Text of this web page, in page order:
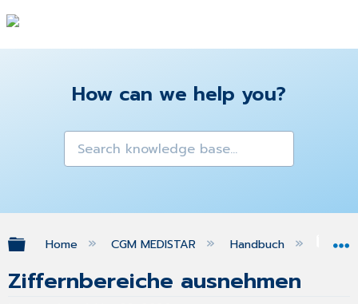
How can we help you?
Expand/collapse global hierarchy
Home CGM MEDISTAR Handbuch
Ziffernbereiche ausnehmen